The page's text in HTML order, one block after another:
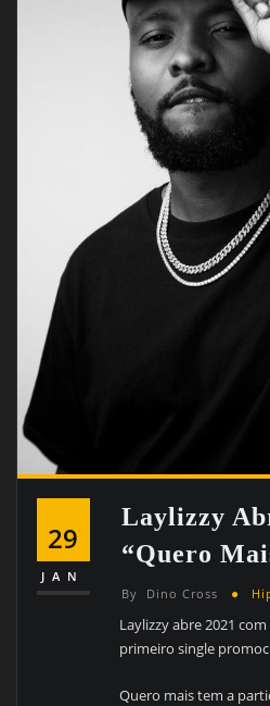
29
JAN
Laylizzy
“Quero
By Dino Cross
Laylizzy abre 2021
primeiro single
Quero mais tem a